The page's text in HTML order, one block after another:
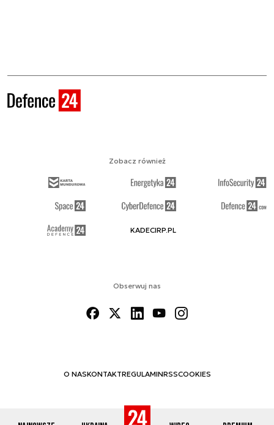
Obserwuj nas
O NASKONTAKTREGULAMINRSSCOOKIES
Zobacz również
KADECIRP.PL